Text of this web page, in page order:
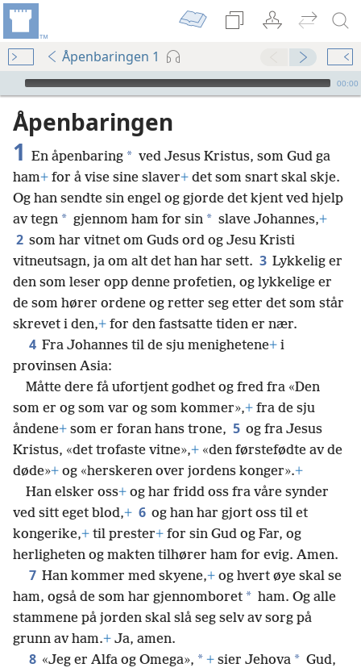
Åpenbaringen 1
Audio Player
00:00
Åpenbaringen
1 En åpenbaring * ved Jesus Kristus, som Gud ga
ham+ for å vise sine slaver+ det som snart skal skje.
Og han sendte sin engel og gjorde det kjent ved hjelp
av tegn * gjennom ham for sin * slave Johannes,+
2 som har vitnet om Guds ord og Jesu Kristi
vitneutsagn, ja om alt det han har sett. 3 Lykkelig er
den som leser opp denne profetien, og lykkelige er
de som hører ordene og retter seg etter det som står
skrevet i den,+ for den fastsatte tiden er nær.
4 Fra Johannes til de sju menighetene+ i
provinsen Asia:
Måtte dere få ufortjent godhet og fred fra «Den
som er og som var og som kommer»,+ fra de sju
åndene+ som er foran hans trone, 5 og fra Jesus
Kristus, «det trofaste vitne»,+ «den førstefødte av de
døde»+ og «herskeren over jordens konger».+
Han elsker oss+ og har fridd oss fra våre synder
ved sitt eget blod,+ 6 og han har gjort oss til et
kongerike,+ til prester+ for sin Gud og Far, og
herligheten og makten tilhører ham for evig. Amen.
7 Han kommer med skyene,+ og hvert øye skal se
ham, også de som har gjennomboret * ham. Og alle
stammene på jorden skal slå seg selv av sorg på
grunn av ham.+ Ja, amen.
8 «Jeg er Alfa og Omega», * + sier Jehova * Gud,